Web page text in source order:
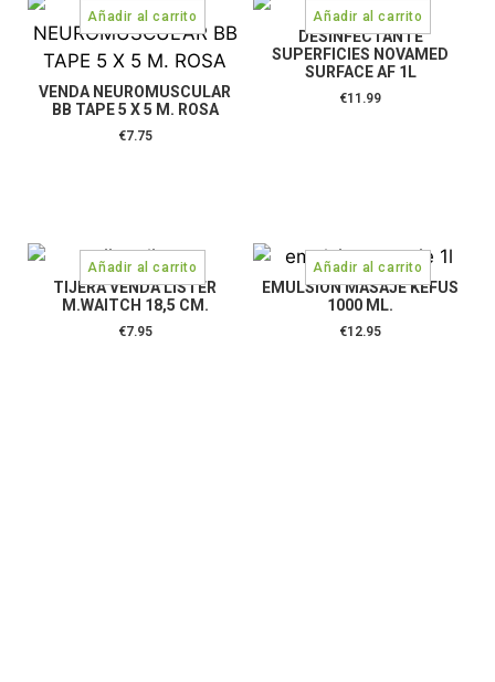
VENDA NEUROMUSCULAR
BB TAPE 5 X 5 M. ROSA
€7.75
DESINFECTANTE
SUPERFICIES NOVAMED
SURFACE AF 1L
€11.99
TIJERA VENDA LISTER
M.WAITCH 18,5 CM.
€7.95
EMULSION MASAJE KEFUS
1000 ML.
€12.95